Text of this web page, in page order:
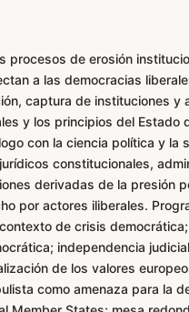
procesos de erosión
a las democracias
captura de instituciones y
y los principios del Estado
con la ciencia política y la
constitucionales,
derivadas de la presión
por actores iliberales.
de crisis
independencia
de los valores
como amenaza para la